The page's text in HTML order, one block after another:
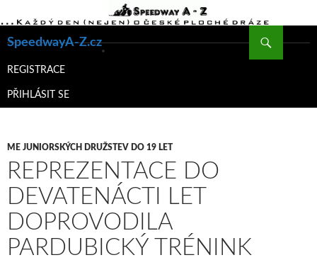
SpeedwayA-Z.cz
K
WEBU
REGISTRACE
PŘIHLÁSIT SE
ME JUNIORSKÝCH DRUŽSTEV DO 19 LET
REPREZENTACE DO
DEVATENÁCTI LET
DOPROVODILA
PARDUBICKÝ TRÉNINK